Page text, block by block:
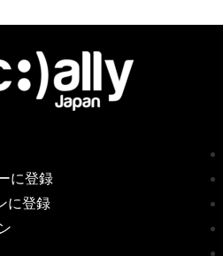
に登録
に登録